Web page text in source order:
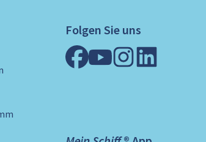
Folgen Sie uns